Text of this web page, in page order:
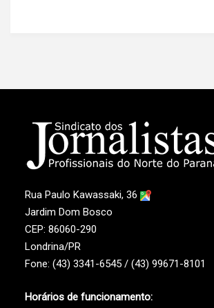
Rua Paulo Kawassaki, 36
Jardim Dom Bosco
CEP: 86060-290
Londrina/PR
Fone: (43) 3341-6545 / (43) 99671-8101
Horários de funcionamento: